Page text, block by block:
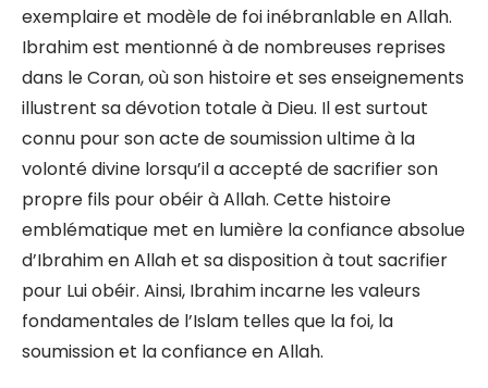
exemplaire et modèle de foi inébranlable en Allah.
Ibrahim est mentionné à de nombreuses reprises
dans le Coran, où son histoire et ses enseignements
illustrent sa dévotion totale à Dieu. Il est surtout
connu pour son acte de soumission ultime à la
volonté divine lorsqu’il a accepté de sacrifier son
propre fils pour obéir à Allah. Cette histoire
emblématique met en lumière la confiance absolue
d’Ibrahim en Allah et sa disposition à tout sacrifier
pour Lui obéir. Ainsi, Ibrahim incarne les valeurs
fondamentales de l’Islam telles que la foi, la
soumission et la confiance en Allah.